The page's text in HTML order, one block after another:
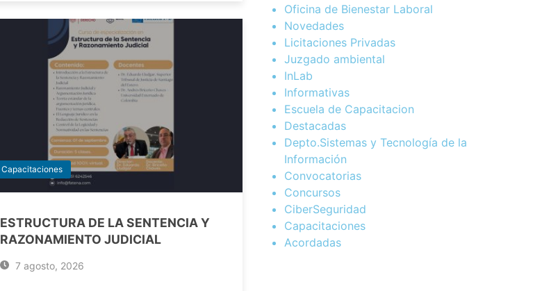
Capacitaciones
ESTRUCTURA DE LA SENTENCIA Y
RAZONAMIENTO JUDICIAL
7 agosto, 2026
Oficina de Bienestar Laboral
Novedades
Licitaciones Privadas
Juzgado ambiental
InLab
Informativas
Escuela de Capacitacion
Destacadas
Depto.Sistemas y Tecnología de la
Información
Convocatorias
Concursos
CiberSeguridad
Capacitaciones
Acordadas